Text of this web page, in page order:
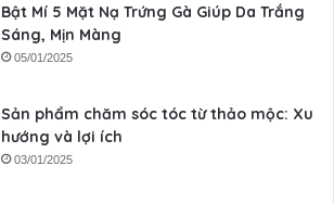
Bật Mí 5 Mặt Nạ Trứng Gà Giúp Da Trắng
Sáng, Mịn Màng
05/01/2025
Sản phẩm chăm sóc tóc từ thảo mộc: Xu
hướng và lợi ích
03/01/2025